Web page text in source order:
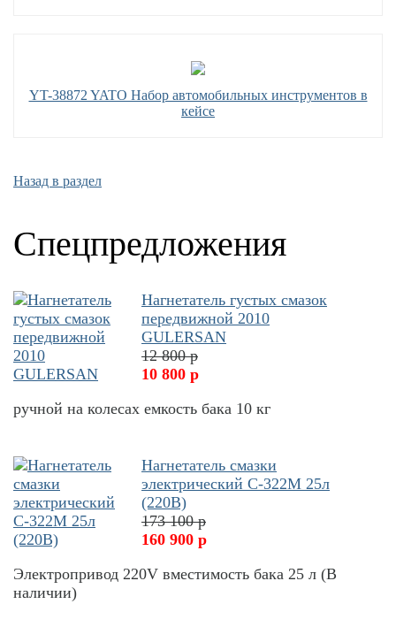
YT-38872 YATO Набор автомобильных инструментов в
кейсе
Назад в раздел
Спецпредложения
Нагнетатель густых смазок
передвижной 2010
GULERSAN
12 800 р
10 800 р
ручной на колесах емкость бака 10 кг
Нагнетатель смазки
электрический С-322М 25л
(220В)
173 100 р
160 900 р
Электропривод 220V вместимость бака 25 л (В
наличии)